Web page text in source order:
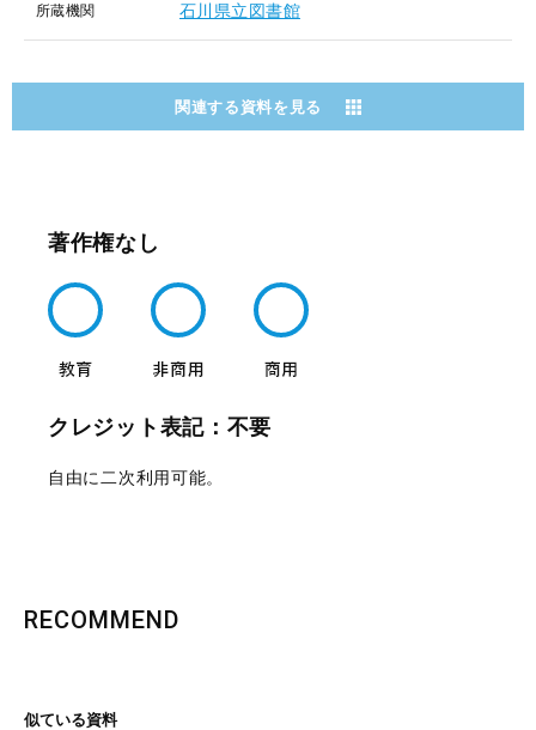
所蔵機関 石川県立図書館
関連する資料を見る
著作権なし
クレジット表記：不要
自由に二次利用可能。
RECOMMEND
似ている資料